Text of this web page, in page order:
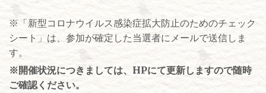
※「新型コロナウイルス感染症拡大防止のためのチェック
シート」は、参加が確定した当選者にメールで送信しま
す。
※開催状況につきましては、HPにて更新しますので随時
ご確認ください。